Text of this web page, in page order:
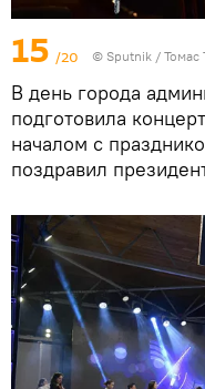
15 /20 © Sputnik / Томас
В день города
подготовила
началом с
поздравил